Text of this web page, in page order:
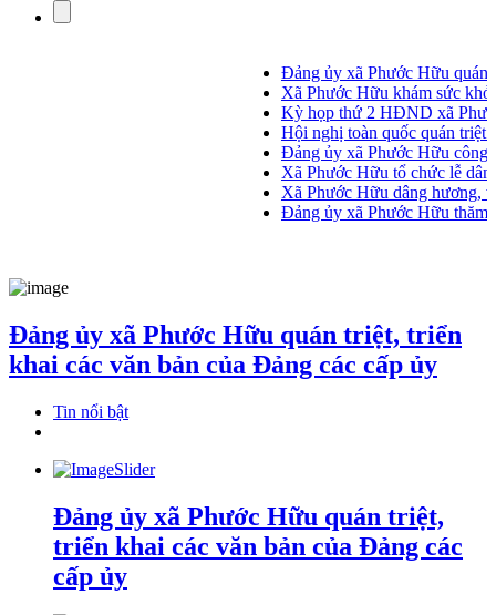
Đảng ủy xã Phước Hữu quán
Xã Phước Hữu khám sức khỏe
Kỳ họp thứ 2 HĐND xã Phước
Hội nghị toàn quốc quán triệt
Đảng ủy xã Phước Hữu công
Xã Phước Hữu tổ chức lễ dâng
Xã Phước Hữu dâng hương,
Đảng ủy xã Phước Hữu thăm,
Đảng ủy xã Phước Hữu quán triệt, triển
khai các văn bản của Đảng các cấp ủy
Tin nổi bật
Đảng ủy xã Phước Hữu quán triệt,
triển khai các văn bản của Đảng các
cấp ủy